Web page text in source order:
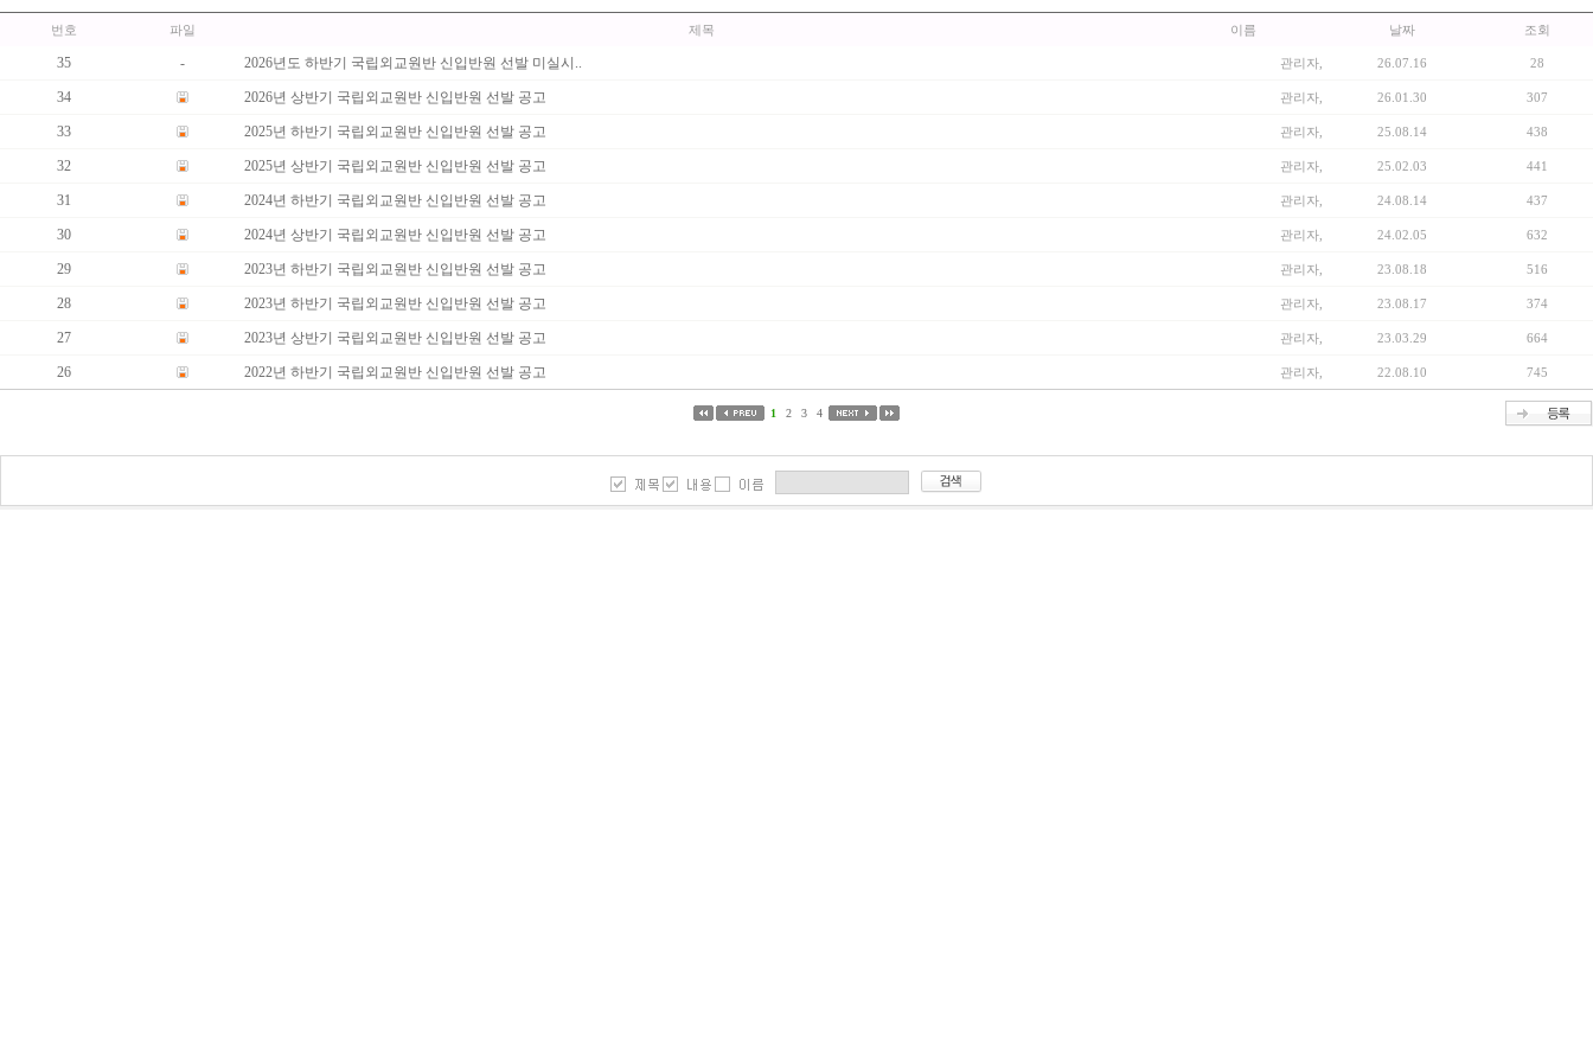
번호 파일 제목 이름 날짜 조회
35 - 2026년도 하반기 국립외교원반 신입반원 선발 미실시.. 관리자, 26.07.16 28
34 2026년 상반기 국립외교원반 신입반원 선발 공고 관리자, 26.01.30 307
33 2025년 하반기 국립외교원반 신입반원 선발 공고 관리자, 25.08.14 438
32 2025년 상반기 국립외교원반 신입반원 선발 공고 관리자, 25.02.03 441
31 2024년 하반기 국립외교원반 신입반원 선발 공고 관리자, 24.08.14 437
30 2024년 상반기 국립외교원반 신입반원 선발 공고 관리자, 24.02.05 632
29 2023년 하반기 국립외교원반 신입반원 선발 공고 관리자, 23.08.18 516
28 2023년 하반기 국립외교원반 신입반원 선발 공고 관리자, 23.08.17 374
27 2023년 상반기 국립외교원반 신입반원 선발 공고 관리자, 23.03.29 664
26 2022년 하반기 국립외교원반 신입반원 선발 공고 관리자, 22.08.10 745
1 2 3 4